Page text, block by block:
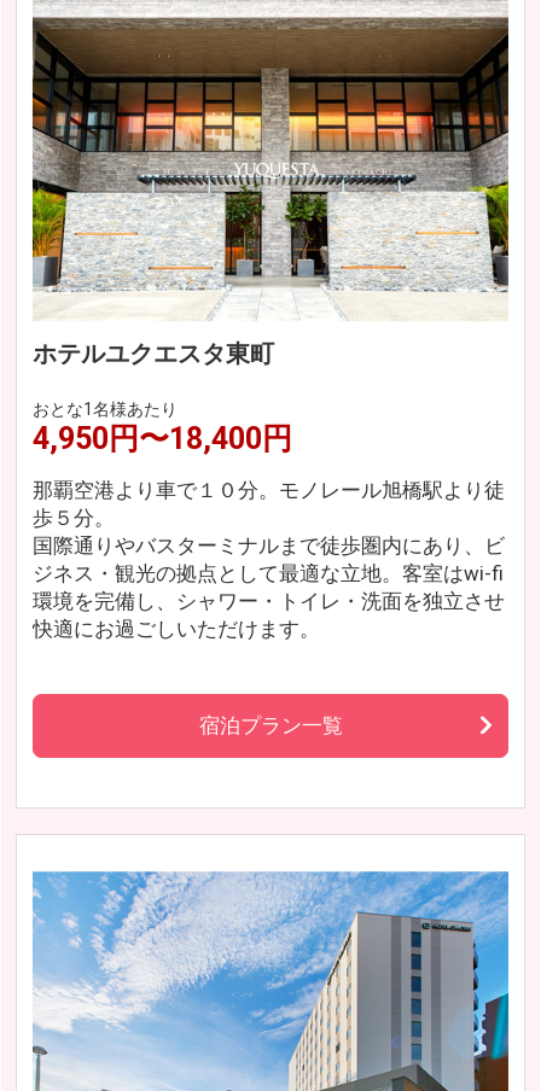
ホテルユクエスタ東町
おとな1名様あたり
4,950円〜18,400円
那覇空港より車で１０分。モノレール旭橋駅より徒
歩５分。
国際通りやバスターミナルまで徒歩圏内にあり、ビ
ジネス・観光の拠点として最適な立地。客室はwi-fi
環境を完備し、シャワー・トイレ・洗面を独立させ
快適にお過ごしいただけます。
宿泊プラン一覧